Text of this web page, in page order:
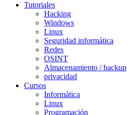
Tutoriales
Hacking
Windows
Linux
Seguridad informática
Redes
OSINT
Almacenamiento / backup
privacidad
Cursos
Informática
Linux
Programación